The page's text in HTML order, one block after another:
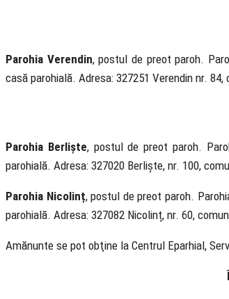
Parohia Verendin, postul de preot paroh.
casă parohială. Adresa: 327251 Verendin nr.
Parohia Berliște, postul de preot paroh.
parohială. Adresa: 327020 Berliște, nr. 100,
Parohia Nicolinț, postul de preot paroh.
parohială. Adresa: 327082 Nicolinț, nr. 60,
Amănunte se pot obţine la Centrul Eparhial,